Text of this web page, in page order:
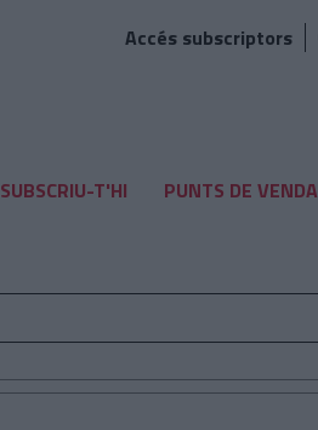
Accés subscriptors
SUBSCRIU-T'HI PUNTS DE VENDA